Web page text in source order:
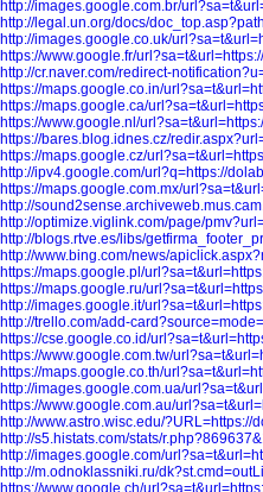
http://images.google.com.br/
http://legal.un.org/docs/
http://images.google.co.uk/
https://www.google.fr/
http://cr.naver.com/redirect-
https://maps.google.co.in/
https://maps.google.ca/
https://www.google.nl/
https://bares.blog.idnes.cz/
https://maps.google.cz/
http://ipv4.google.com/url?q=https://
https://maps.google.com.mx/
http://
http://optimize.viglink.com/page/
http://blogs.rtve.es/libs/
http://www.bing.com/news/
https://maps.google.pl/
https://maps.google.ru/
http://images.google.it/
http://trello.com/add-
https://cse.google.co.id/
https://www.google.com.tw/
https://maps.google.co.th/
http://images.google.com.ua/
https://www.google.com.au/
http://www.astro.wisc.edu/?URL=https://
http://s5.histats.com/stats/
http://images.google.com/
http://m.odnoklassniki.ru/
https://www.google.ch/